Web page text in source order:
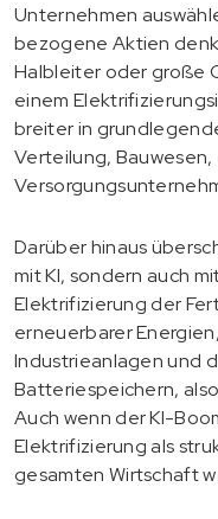
Unternehmen
bezogene Aktien
Halbleiter oder große
einem
breiter in
Verteilung,
Darüber hinaus
mit KI, sondern auch
Elektrifizierung der
erneuerbarer
Industrieanlagen und
Batteriespeichern,
Auch wenn der KI-
Elektrifizierung als
gesamten Wirtschaft